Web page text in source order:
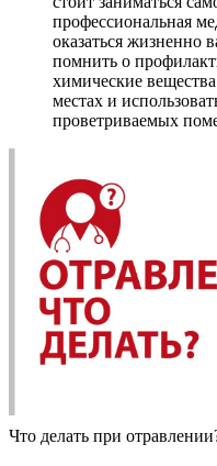
профессиональная
оказаться жизненно
помнить о
химические
местах и
проветриваемых
Что делать при